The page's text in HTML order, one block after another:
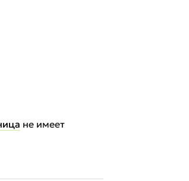
не имеет